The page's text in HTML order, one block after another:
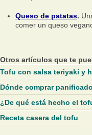
Queso de patatas.
comer un queso
Otros artículos que te
Tofu con salsa teriyaki y
Dónde comprar
¿De qué está hecho el
Receta casera del tofu